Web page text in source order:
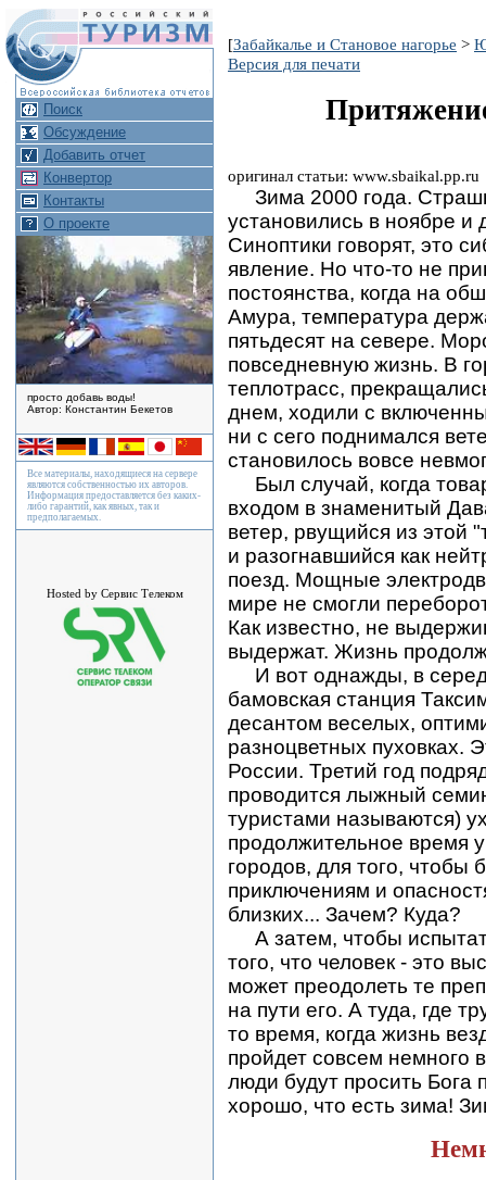
Поиск
Обсуждение
Добавить отчет
Конвертор
Контакты
О проекте
просто добавь воды!
Автор: Константин Бекетов
Все материалы, находящиеся на сервере
являются собственностью их авторов.
Информация предоставляется без каких-
либо гарантий, как явных, так и
предполагаемых.
Hosted by Сервис Телеком
[Забайкалье и Становое нагорье >
Версия для печати
оригинал статьи: www.sbaikal.pp.ru
Зима 2000 года.
установились в ноябре
Синоптики говорят, это
явление. Но что-то не
постоянства, когда на
Амура, температура
пятьдесят на севере.
повседневную жизнь. В
теплотрасс,
днем, ходили с
ни с сего поднимался
становилось вовсе
Был случай, когда
входом в знаменитый
ветер, рвущийся из этой
и разогнавшийся как
поезд. Мощные
мире не смогли
Как известно, не
выдержат. Жизнь
И вот однажды, в
бамовская станция
десантом веселых,
разноцветных пуховках.
России. Третий год
проводится лыжный
туристами называются)
продолжительное время
городов, для того, чтобы
приключениям и
близких... Зачем? Куда?
А затем, чтобы
того, что человек - это
может преодолеть те
на пути его. А туда, где
то время, когда жизнь
пройдет совсем немного
люди будут просить Бога
хорошо, что есть зима!